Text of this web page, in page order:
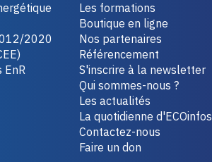
2020
EnR
Les formations
Boutique en ligne
Nos partenaires
Référencement
S'inscrire à la newsletter
Qui sommes-nous ?
Les actualités
La quotidienne d'ECOinfos
Contactez-nous
Faire un don